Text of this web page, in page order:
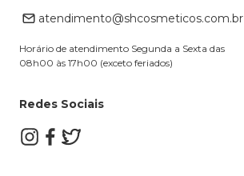
Dúvidas Frequentes
atendimento@shcosmeticos.com.br
Horário de atendimento Segunda a Sexta das
08h00 às 17h00 (exceto feriados)
Redes Sociais